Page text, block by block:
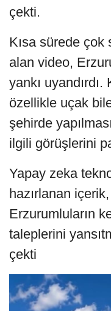
çekti.
Kısa sürede çok
alan video,
yankı uyandırdı.
özellikle uçak
şehirde
ilgili görüşlerini
Yapay zeka
hazırlanan
Erzurumluların
taleplerini
çekti